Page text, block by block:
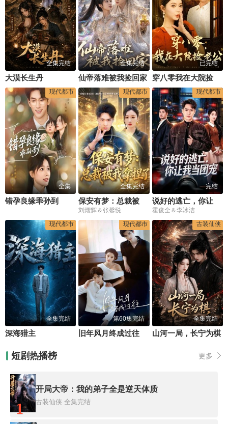
全集完结
大漠长生丹
全集完结
仙帝落难被我捡回家
已完结
穿八零我在大院捡老公
现代都市
全集
错孕良缘乖孙到
现代都市
全集完结
刘熠辉＆张馨悦
现代都市
完结
说好的逃亡，你让我当团宠
霍俊全＆李冰洁
现代都市
全集完结
深海猎主
现代都市
第60集完结
旧年风月终成过往
古装仙侠
全集完结
山河一局，长宁为棋
短剧热播榜 更多
1
开局大帝：我的弟子全是逆天体质
古装仙侠 全集完结